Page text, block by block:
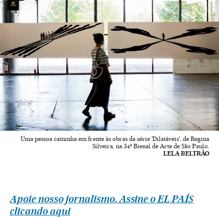
Uma pessoa caminha em frente às obras da série 'Dilatáveis', de Regina
Silveira, na 34ª Bienal de Arte de São Paulo.
LELA BELTRÃO
Apoie nosso jornalismo. Assine o EL PAÍS
clicando aqui